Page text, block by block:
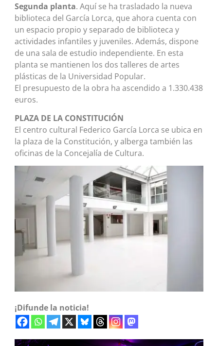
Segunda planta. Aquí se ha trasladado la nueva
biblioteca del García Lorca, que ahora cuenta con
un espacio propio y separado de biblioteca y
actividades infantiles y juveniles. Además, dispone
de una sala de estudio independiente. En esta
planta se mantienen los dos talleres de artes
plásticas de la Universidad Popular.
El presupuesto de la obra ha ascendido a 1.330.438
euros.
PLAZA DE LA CONSTITUCIÓN
El centro cultural Federico García Lorca se ubica en
la plaza de la Constitución, y alberga también las
oficinas de la Concejalía de Cultura.
¡Difunde la noticia!